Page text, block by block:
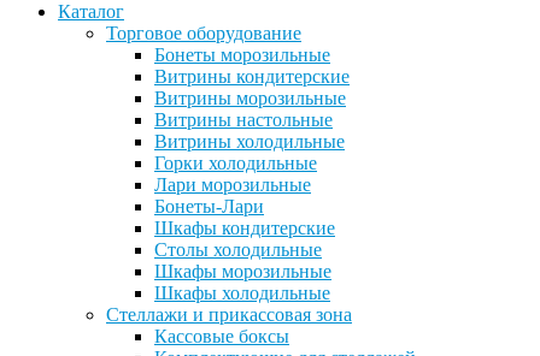
Каталог
Торговое оборудование
Бонеты морозильные
Витрины кондитерские
Витрины морозильные
Витрины настольные
Витрины холодильные
Горки холодильные
Лари морозильные
Бонеты-Лари
Шкафы кондитерские
Столы холодильные
Шкафы морозильные
Шкафы холодильные
Стеллажи и прикассовая зона
Кассовые боксы